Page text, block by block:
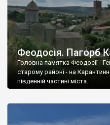
Феодосія. Пагорб
Головна памятка Феодосії -
старому районі - на
південній частині міста.